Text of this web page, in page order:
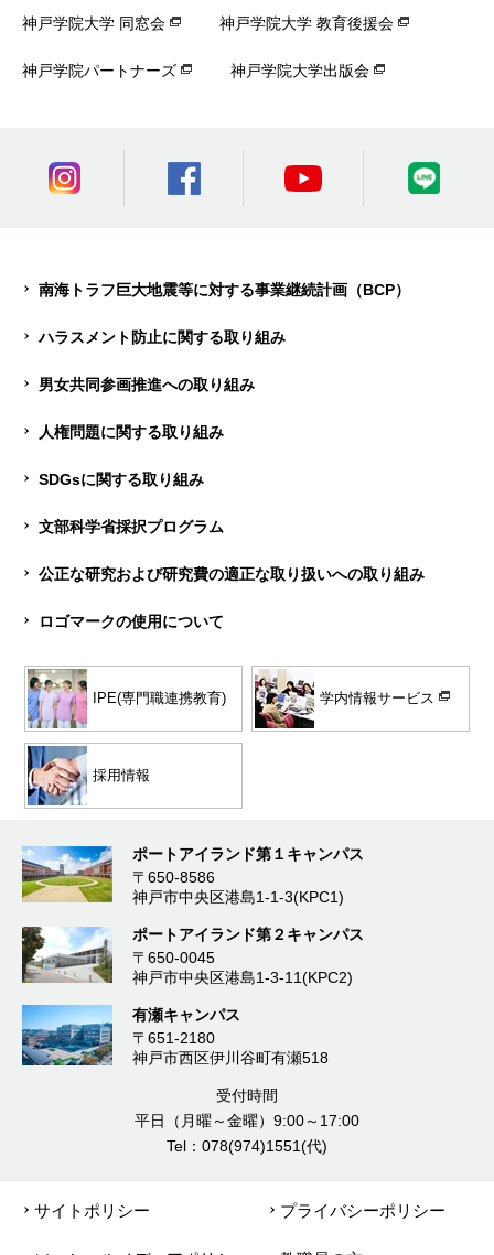
神戸学院大学 同窓会 神戸学院大学 教育後援会
神戸学院パートナーズ 神戸学院大学出版会
南海トラフ巨大地震等に対する事業継続計画（BCP）
ハラスメント防止に関する取り組み
男女共同参画推進への取り組み
人権問題に関する取り組み
SDGsに関する取り組み
文部科学省採択プログラム
公正な研究および研究費の適正な取り扱いへの取り組み
ロゴマークの使用について
IPE(専門職連携教育) 学内情報サービス
採用情報
ポートアイランド第１キャンパス
〒650-8586
神戸市中央区港島1-1-3(KPC1)
ポートアイランド第２キャンパス
〒650-0045
神戸市中央区港島1-3-11(KPC2)
有瀬キャンパス
〒651-2180
神戸市西区伊川谷町有瀬518
受付時間
平日（月曜～金曜）9:00～17:00
Tel：078(974)1551(代)
サイトポリシー プライバシーポリシー